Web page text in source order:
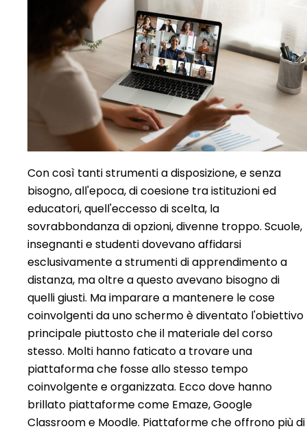
Con così tanti strumenti a disposizione, e senza
bisogno, all'epoca, di coesione tra istituzioni ed
educatori, quell'eccesso di scelta, la
sovrabbondanza di opzioni, divenne troppo. Scuole,
insegnanti e studenti dovevano affidarsi
esclusivamente a strumenti di apprendimento a
distanza, ma oltre a questo avevano bisogno di
quelli giusti. Ma imparare a mantenere le cose
coinvolgenti da uno schermo è diventato l'obiettivo
principale piuttosto che il materiale del corso
stesso. Molti hanno faticato a trovare una
piattaforma che fosse allo stesso tempo
coinvolgente e organizzata. Ecco dove hanno
brillato piattaforme come Emaze, Google
Classroom e Moodle. Piattaforme che offrono più di